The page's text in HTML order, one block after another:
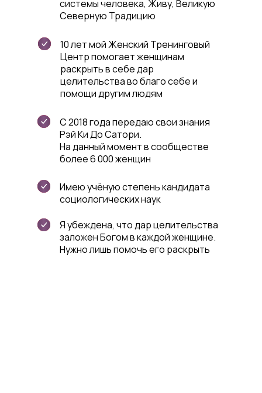
системы человека, Живу, Великую
Северную Традицию
10 лет мой Женский Тренинговый
Центр помогает женщинам
раскрыть в себе дар
целительства во благо себе и
помощи другим людям
Я убеждена, что дар целительства
заложен Богом в каждой женщине.
Нужно лишь помочь его раскрыть
С 2018 года передаю свои знания
Рэй Ки До Сатори.
На данный момент в сообществе
более 6 000 женщин
Имею учёную степень кандидата
социологических наук